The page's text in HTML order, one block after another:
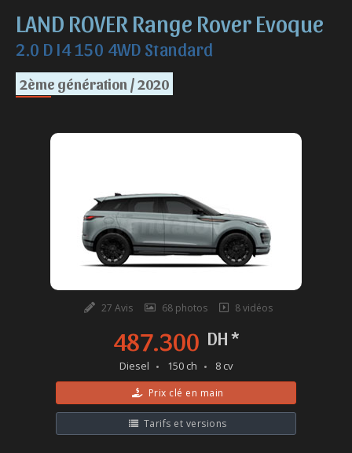
LAND ROVER Range Rover Evoque
2.0 D I4 150 4WD Standard
2ème génération / 2020
27 Avis 68 photos 8 vidéos
487.300 DH *
Diesel 150 ch 8 cv
Prix clé en main
Tarifs et versions